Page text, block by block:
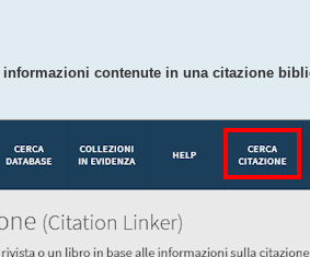
informazioni contenute in una citazione